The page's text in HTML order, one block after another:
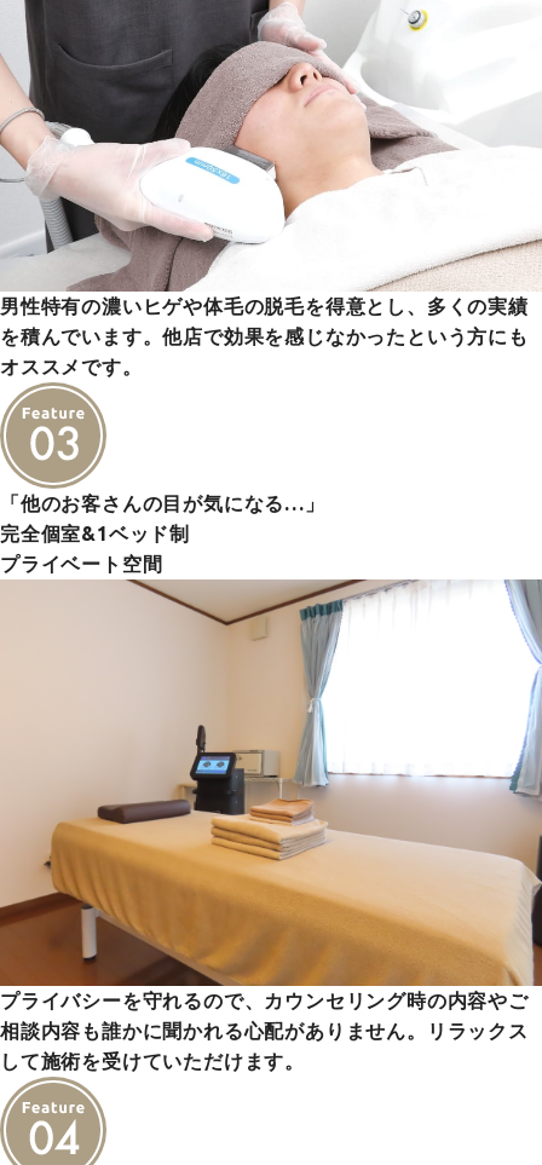
男性特有の濃いヒゲや体毛の脱毛を得意とし、多くの実績
を積んでいます。他店で効果を感じなかったという方にも
オススメです。
「他のお客さんの目が気になる…」
完全個室&1ベッド制
プライベート空間
プライバシーを守れるので、カウンセリング時の内容やご
相談内容も誰かに聞かれる心配がありません。リラックス
して施術を受けていただけます。